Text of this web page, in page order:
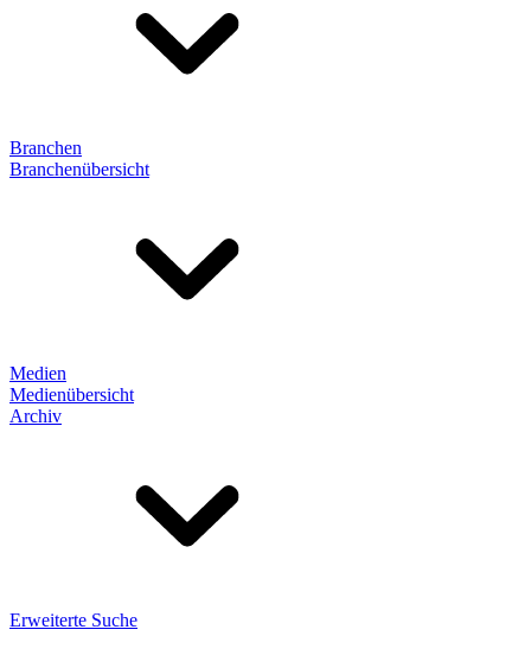
Branchen
Branchenübersicht
Medien
Medienübersicht
Archiv
Erweiterte Suche